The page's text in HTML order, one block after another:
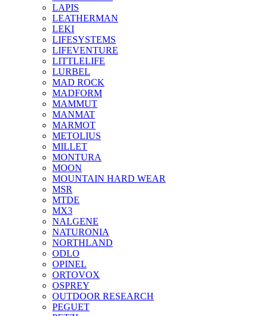
LAPIS
LEATHERMAN
LEKI
LIFESYSTEMS
LIFEVENTURE
LITTLELIFE
LURBEL
MAD ROCK
MADFORM
MAMMUT
MANMAT
MARMOT
METOLIUS
MILLET
MONTURA
MOON
MOUNTAIN HARD WEAR
MSR
MTDE
MX3
NALGENE
NATURONIA
NORTHLAND
ODLO
OPINEL
ORTOVOX
OSPREY
OUTDOOR RESEARCH
PEGUET